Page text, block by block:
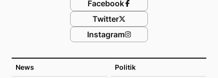
News Politik
Facebook
Twitter
Instagram